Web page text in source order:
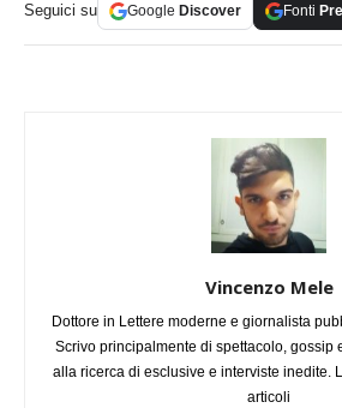
Seguici su Google Discover Fonti
Vincenzo Mele
Dottore in Lettere moderne e giornalista
Scrivo principalmente di spettacolo, gossip
alla ricerca di esclusive e interviste inedite.
articoli